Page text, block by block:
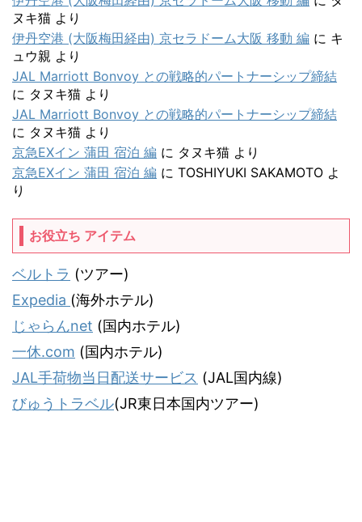
ヌキ猫 より
伊丹空港 (大阪梅田経由) 京セラドーム大阪 移動 編 に キ
ュウ親 より
JAL Marriott Bonvoy との戦略的パートナーシップ締結
に タヌキ猫 より
JAL Marriott Bonvoy との戦略的パートナーシップ締結
に タヌキ猫 より
京急EXイン 蒲田 宿泊 編 に タヌキ猫 より
京急EXイン 蒲田 宿泊 編 に TOSHIYUKI SAKAMOTO よ
り
お役立ち アイテム
ベルトラ (ツアー)
Expedia (海外ホテル)
じゃらんnet (国内ホテル)
一休.com (国内ホテル)
JAL手荷物当日配送サービス (JAL国内線)
びゅうトラベル(JR東日本国内ツアー)